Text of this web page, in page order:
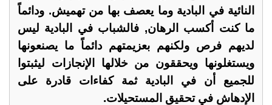
النائية في البادية وما يعصف بها من تهميش. ودائماً
ما كنت أكسب الرهان, فالشباب في البادية ليس
لديهم فرص ولكنهم بعزيمتهم دائماً ما يصنعونها
ويستغلونها ويحققون من خلالها الإنجازات ليثبتوا
للجميع أن في البادية ثمة كفاءات قادرة على
الإدهاش في تحقيق المستحيلات.